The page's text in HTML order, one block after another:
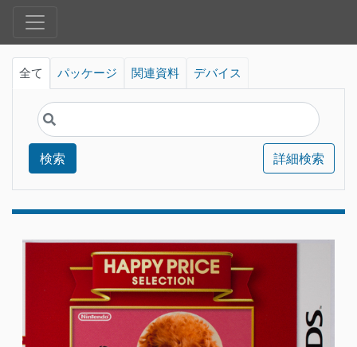
全て パッケージ 関連資料 デバイス
検索 詳細検索